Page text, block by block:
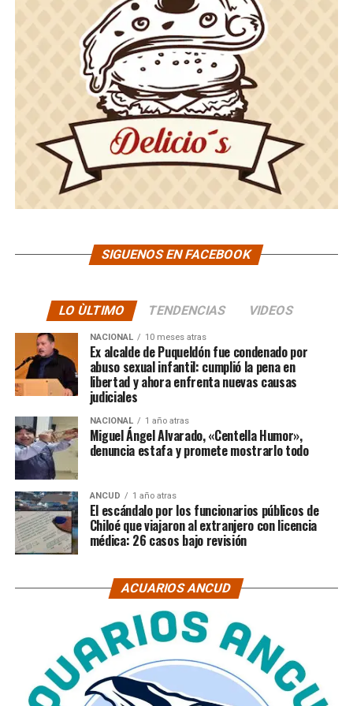
SIGUENOS EN FACEBOOK
LO ÙLTIMO TENDENCIAS VIDEOS
NACIONAL 10 meses atras
Ex alcalde de Puqueldón fue condenado por
abuso sexual infantil: cumplió la pena en
libertad y ahora enfrenta nuevas causas
judiciales
NACIONAL 1 año atras
Miguel Ángel Alvarado, «Centella Humor»,
denuncia estafa y promete mostrarlo todo
ANCUD 1 año atras
El escándalo por los funcionarios públicos de
Chiloé que viajaron al extranjero con licencia
médica: 26 casos bajo revisión
ACUARIOS ANCUD